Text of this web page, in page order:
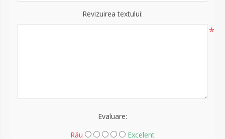
Revizuirea textului:
*
Evaluare:
Rău
Excelent